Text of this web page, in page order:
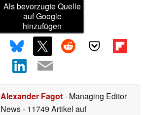
Als bevorzugte Quelle
auf Google
hinzufügen
Alexander Fagot- Managing Editor
News- 11749 Artikel auf